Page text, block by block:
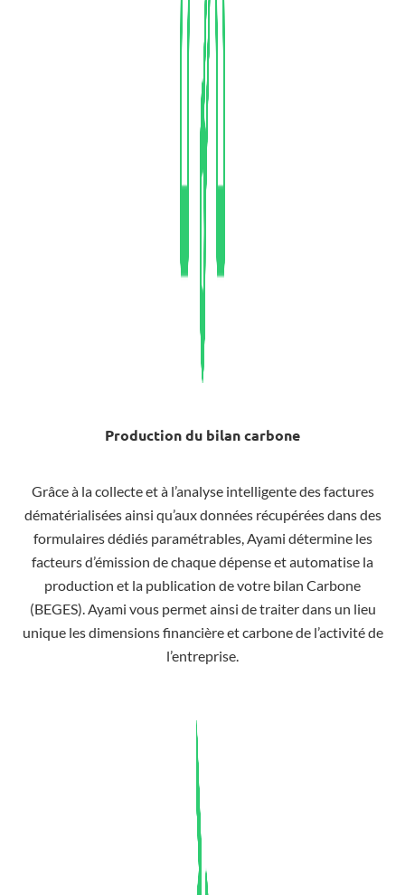
Production du bilan carbone
Grâce à la collecte et à l’analyse intelligente des factures
dématérialisées ainsi qu’aux données récupérées dans des
formulaires dédiés paramétrables, Ayami détermine les
facteurs d’émission de chaque dépense et automatise la
production et la publication de votre bilan Carbone
(BEGES). Ayami vous permet ainsi de traiter dans un lieu
unique les dimensions financière et carbone de l’activité de
l’entreprise.